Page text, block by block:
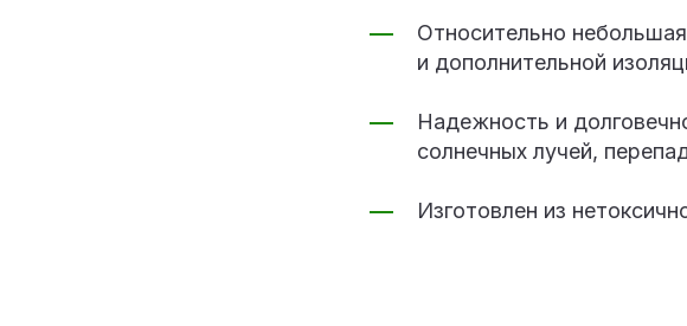
Относительно
и дополнительной
Надежность и
солнечных лучей,
Изготовлен из